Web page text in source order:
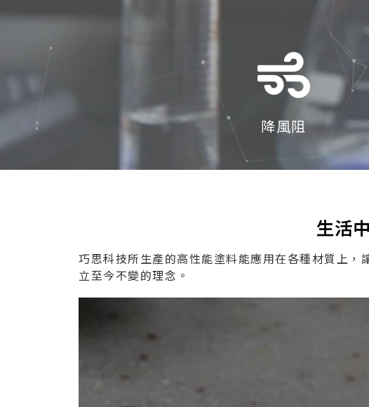
降風阻
生活
巧思科技所生產的高性能塗料能應用在各種材質上，
立至今不變的理念。